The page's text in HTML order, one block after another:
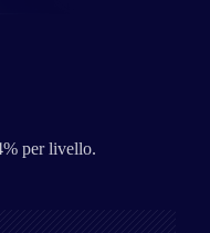
per livello.